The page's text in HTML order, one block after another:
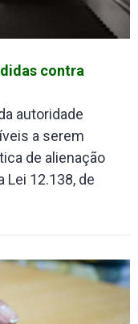
contra
autoridade
a serem
de alienação
Lei 12.138, de